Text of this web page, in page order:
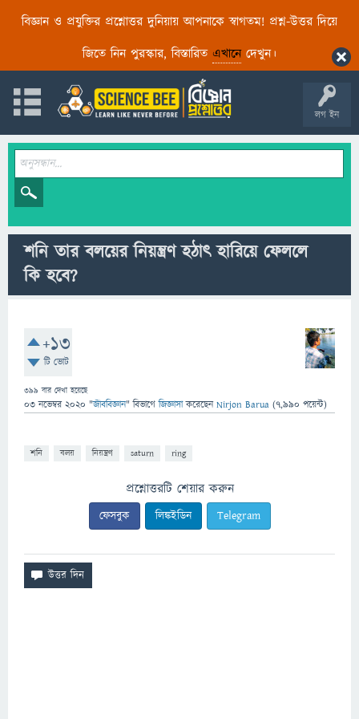
বিজ্ঞান ও প্রযুক্তির প্রশ্নোত্তর দুনিয়ায় আপনাকে স্বাগতম! প্রশ্ন-উত্তর দিয়ে
জিতে নিন পুরস্কার, বিস্তারিত এখানেদেখুন।
লগ ইন
শনি তার বলয়ের নিয়ন্ত্রণ হঠাৎ হারিয়ে ফেললে
কি হবে?
+13
টি ভোট
399 বার দেখা হয়েছে
03 নভেম্বর 2020 "জীববিজ্ঞান" বিভাগে জিজ্ঞাসাকরেছেনNirjon Barua (7,990 পয়েন্ট)
শনি বলয় নিয়ন্ত্রণ saturn ring
প্রশ্নোত্তরটি শেয়ার করুন
ফেসবুক লিঙ্কইডিন Telegram